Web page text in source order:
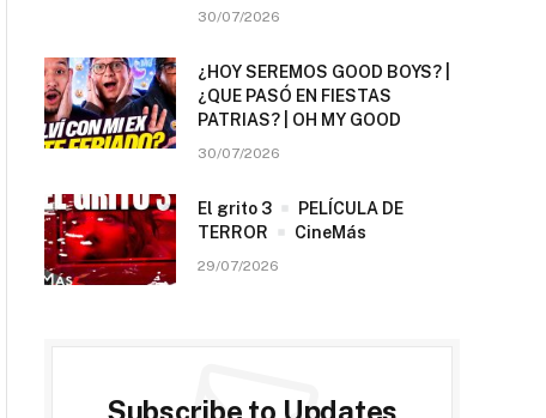
30/07/2026
¿HOY SEREMOS GOOD BOYS? |
¿QUE PASÓ EN FIESTAS
PATRIAS? | OH MY GOOD
30/07/2026
El grito 3
PELÍCULA DE
TERROR
CineMás
29/07/2026
Subscribe to Updates